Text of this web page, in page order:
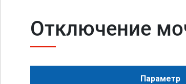
Отключение
Параметр